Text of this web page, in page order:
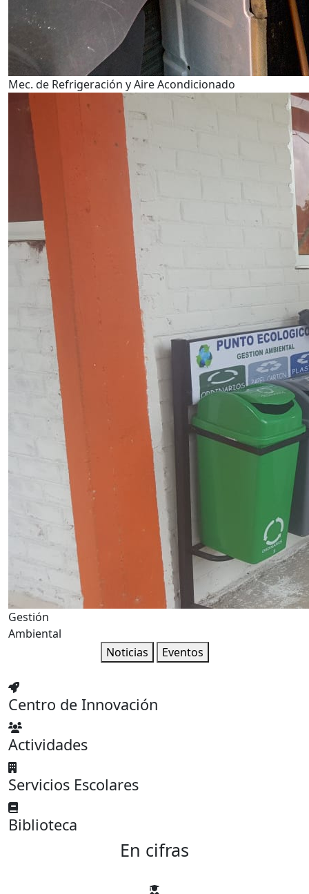
Mec. de Refrigeración y Aire Acondicionado
Gestión
Ambiental
Noticias
Eventos
Centro de Innovación
Actividades
Servicios Escolares
Biblioteca
En cifras